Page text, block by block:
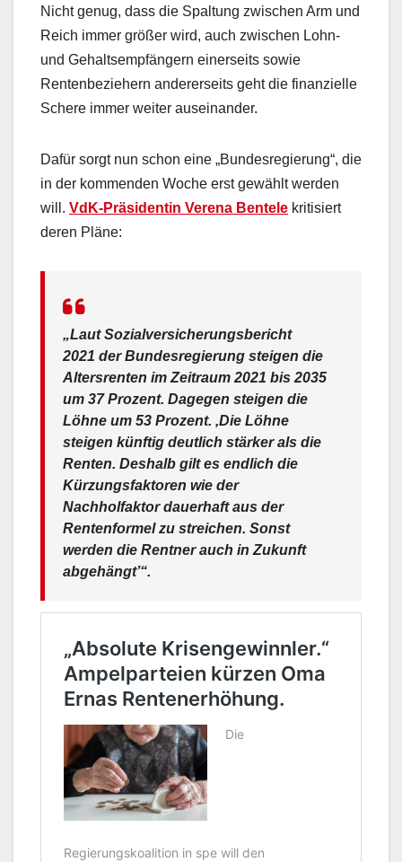
Nicht genug, dass die Spaltung zwischen Arm und
Reich immer größer wird, auch zwischen Lohn-
und Gehaltsempfängern einerseits sowie
Rentenbeziehern andererseits geht die finanzielle
Schere immer weiter auseinander.
Dafür sorgt nun schon eine „Bundesregierung“, die
in der kommenden Woche erst gewählt werden
will. VdK-Präsidentin Verena Bentele kritisiert
deren Pläne:
„Laut Sozialversicherungsbericht
2021 der Bundesregierung steigen die
Altersrenten im Zeitraum 2021 bis 2035
um 37 Prozent. Dagegen steigen die
Löhne um 53 Prozent. ‚Die Löhne
steigen künftig deutlich stärker als die
Renten. Deshalb gilt es endlich die
Kürzungsfaktoren wie der
Nachholfaktor dauerhaft aus der
Rentenformel zu streichen. Sonst
werden die Rentner auch in Zukunft
abgehängt’“.